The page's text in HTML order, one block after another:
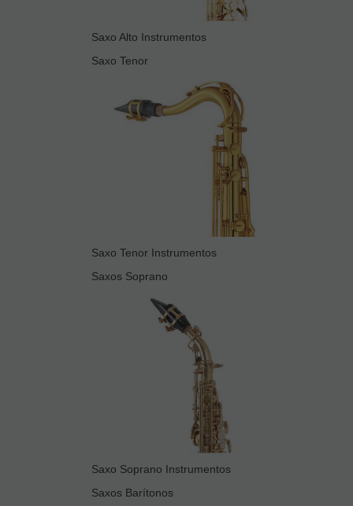
Saxo Alto Instrumentos
Saxo Tenor
Saxo Tenor Instrumentos
Saxos Soprano
Saxo Soprano Instrumentos
Saxos Barítonos